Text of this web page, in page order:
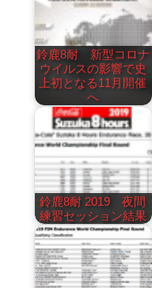
鈴鹿8耐 新型コロナ
ウイルスの影響で史
上初となる11月開催
へ
鈴鹿8耐 2019 夜間
練習セッション結果